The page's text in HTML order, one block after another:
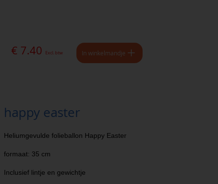
€ 7.40 Excl. btw In winkelmandje
happy easter
Heliumgevulde folieballon Happy Easter
formaat: 35 cm
Inclusief lintje en gewichtje